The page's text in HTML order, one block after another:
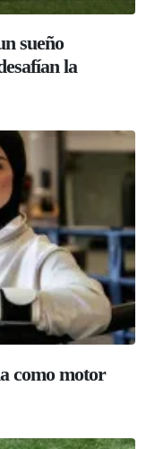
sueño
la
como motor